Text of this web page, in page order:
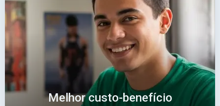
Melhor custo-benefício